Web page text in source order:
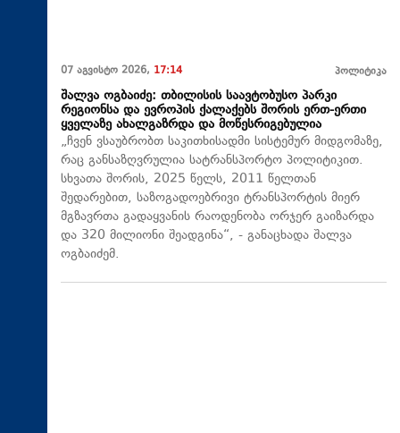
07 აგვისტო 2026, 17:14 პოლიტიკა
შალვა ოგბაიძე: თბილისის საავტობუსო პარკი
რეგიონსა და ევროპის ქალაქებს შორის ერთ-ერთი
ყველაზე ახალგაზრდა და მოწესრიგებულია
„ჩვენ ვსაუბრობთ საკითხისადმი სისტემურ მიდგომაზე,
რაც განსაზღვრულია სატრანსპორტო პოლიტიკით.
სხვათა შორის, 2025 წელს, 2011 წელთან
შედარებით, საზოგადოებრივი ტრანსპორტის მიერ
მგზავრთა გადაყვანის რაოდენობა ორჯერ გაიზარდა
და 320 მილიონი შეადგინა“, - განაცხადა შალვა
ოგბაიძემ.